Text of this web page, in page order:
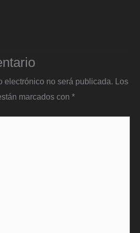
electrónico no será publicada. Los
marcados con *